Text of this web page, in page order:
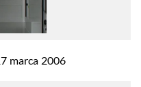
marca 2006